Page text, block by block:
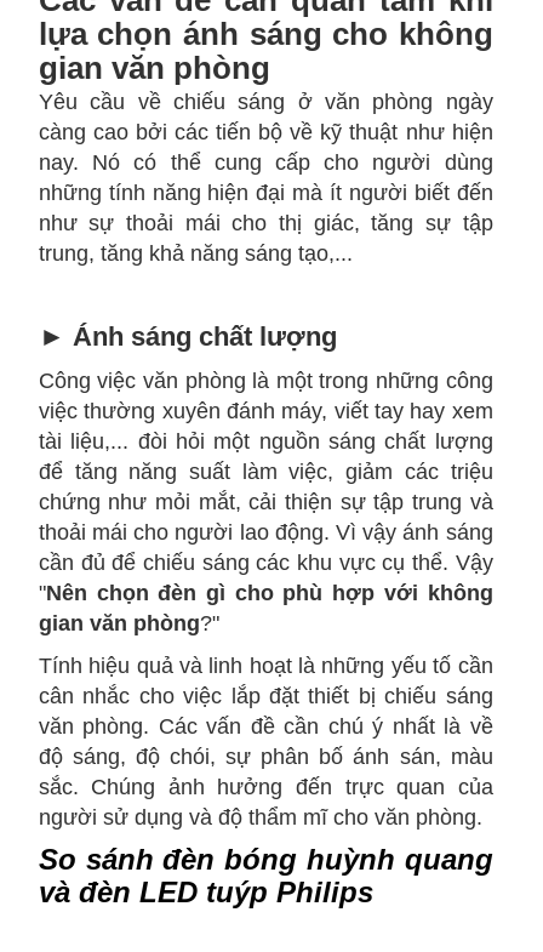
lựa chọn ánh sáng cho không
gian văn phòng
Yêu cầu về chiếu sáng ở văn phòng ngày
càng cao bởi các tiến bộ về kỹ thuật như hiện
nay. Nó có thể cung cấp cho người dùng
những tính năng hiện đại mà ít người biết đến
như sự thoải mái cho thị giác, tăng sự tập
trung, tăng khả năng sáng tạo,...
► Ánh sáng chất lượng
Công việc văn phòng là một trong những công
việc thường xuyên đánh máy, viết tay hay xem
tài liệu,... đòi hỏi một nguồn sáng chất lượng
để tăng năng suất làm việc, giảm các triệu
chứng như mỏi mắt, cải thiện sự tập trung và
thoải mái cho người lao động. Vì vậy ánh sáng
cần đủ để chiếu sáng các khu vực cụ thể. Vậy
"Nên chọn đèn gì cho phù hợp với không
gian văn phòng?"
Tính hiệu quả và linh hoạt là những yếu tố cần
cân nhắc cho việc lắp đặt thiết bị chiếu sáng
văn phòng. Các vấn đề cần chú ý nhất là về
độ sáng, độ chói, sự phân bố ánh sán, màu
sắc. Chúng ảnh hưởng đến trực quan của
người sử dụng và độ thẩm mĩ cho văn phòng.
So sánh đèn bóng huỳnh quang
và đèn LED tuýp Philips